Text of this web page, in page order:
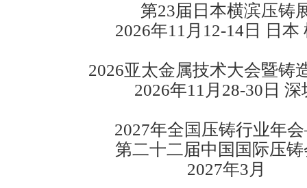
第23届日本横滨压铸
2026年11月12-14日 日本
2026亚太金属技术大会暨铸
2026年11月28-30日 深
2027年全国压铸行业年
第二十二届中国国际压
2027年3月